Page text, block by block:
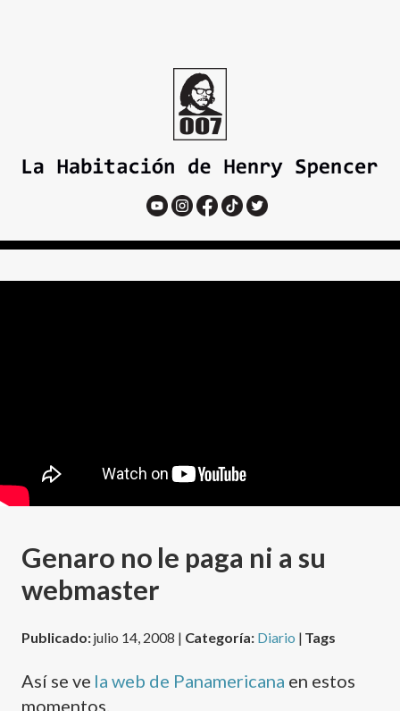
Genaro no le paga ni a su
webmaster
Publicado:julio 14, 2008 | Categoría: Diario | Tags
Así­ se ve la web de Panamericana en estos
momentos.